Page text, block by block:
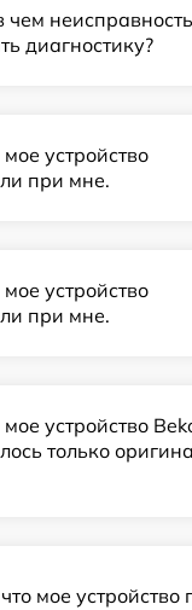
диагностику?
устройство
при мне.
устройство
при мне.
устройство
только
мое устройство